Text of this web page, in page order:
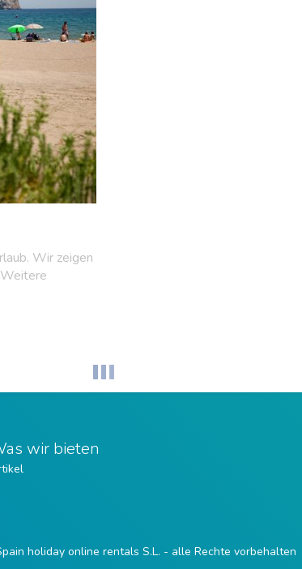
Wir zeigen
wir bieten
holiday online rentals S.L. - alle Rechte vorbehalten